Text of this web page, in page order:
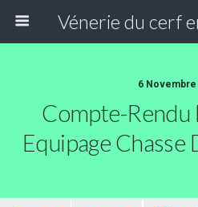
6 Novembre
Compte-Rendu
Equipage Chasse